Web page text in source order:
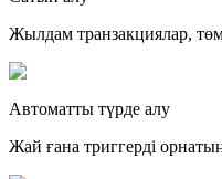
Жылдам транзакциялар,
Автоматты түрде алу
Жай ғана триггерді